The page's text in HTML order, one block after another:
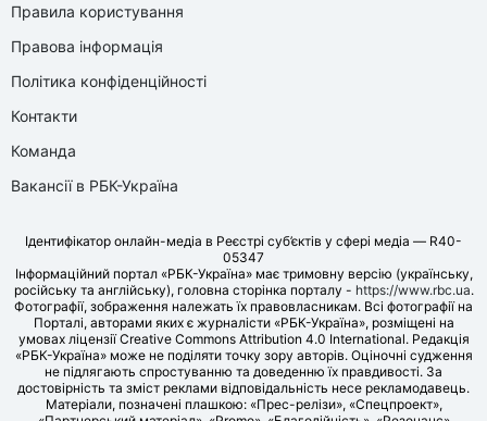
Правила користування
Правова інформація
Політика конфіденційності
Контакти
Команда
Вакансії в РБК-Україна
Ідентифікатор онлайн-медіа в Реєстрі суб’єктів у сфері медіа — R40-
05347
Інформаційний портал «РБК-Україна» має тримовну версію (українську,
російську та англійську), головна сторінка порталу - https://www.rbc.ua.
Фотографії, зображення належать їх правовласникам. Всі фотографії на
Порталі, авторами яких є журналісти «РБК-Україна», розміщені на
умовах ліцензії Creative Commons Attribution 4.0 International. Редакція
«РБК-Україна» може не поділяти точку зору авторів. Оціночні судження
не підлягають спростуванню та доведенню їх правдивості. За
достовірність та зміст реклами відповідальність несе рекламодавець.
Матеріали, позначені плашкою: «Прес-релізи», «Спецпроект»,